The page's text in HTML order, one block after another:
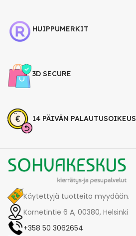
HUIPPUMERKIT
3D SECURE
14 PÄIVÄN PALAUTUSOIKEUS
Käytettyjä tuotteita myydään.
Kornetintie 6 A, 00380, Helsinki
+358 50 3062654